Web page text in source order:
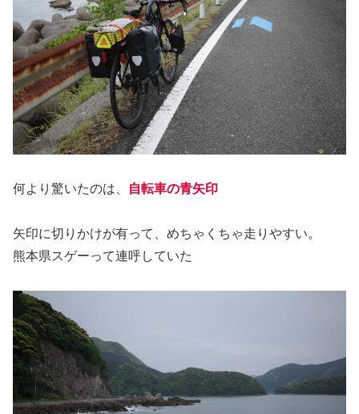
何より驚いたのは、 自転車の青矢印
矢印に切りかけが有って、めちゃくちゃ走りやすい。
熊本県スゲーって連呼していた